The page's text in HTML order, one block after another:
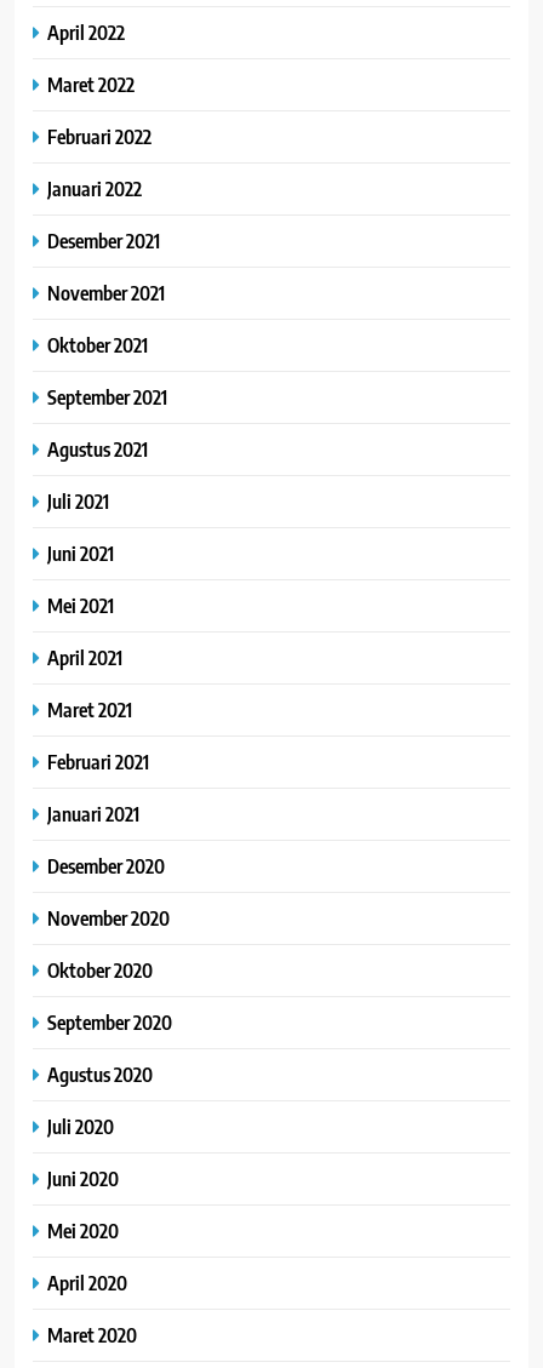
April 2022
Maret 2022
Februari 2022
Januari 2022
Desember 2021
November 2021
Oktober 2021
September 2021
Agustus 2021
Juli 2021
Juni 2021
Mei 2021
April 2021
Maret 2021
Februari 2021
Januari 2021
Desember 2020
November 2020
Oktober 2020
September 2020
Agustus 2020
Juli 2020
Juni 2020
Mei 2020
April 2020
Maret 2020